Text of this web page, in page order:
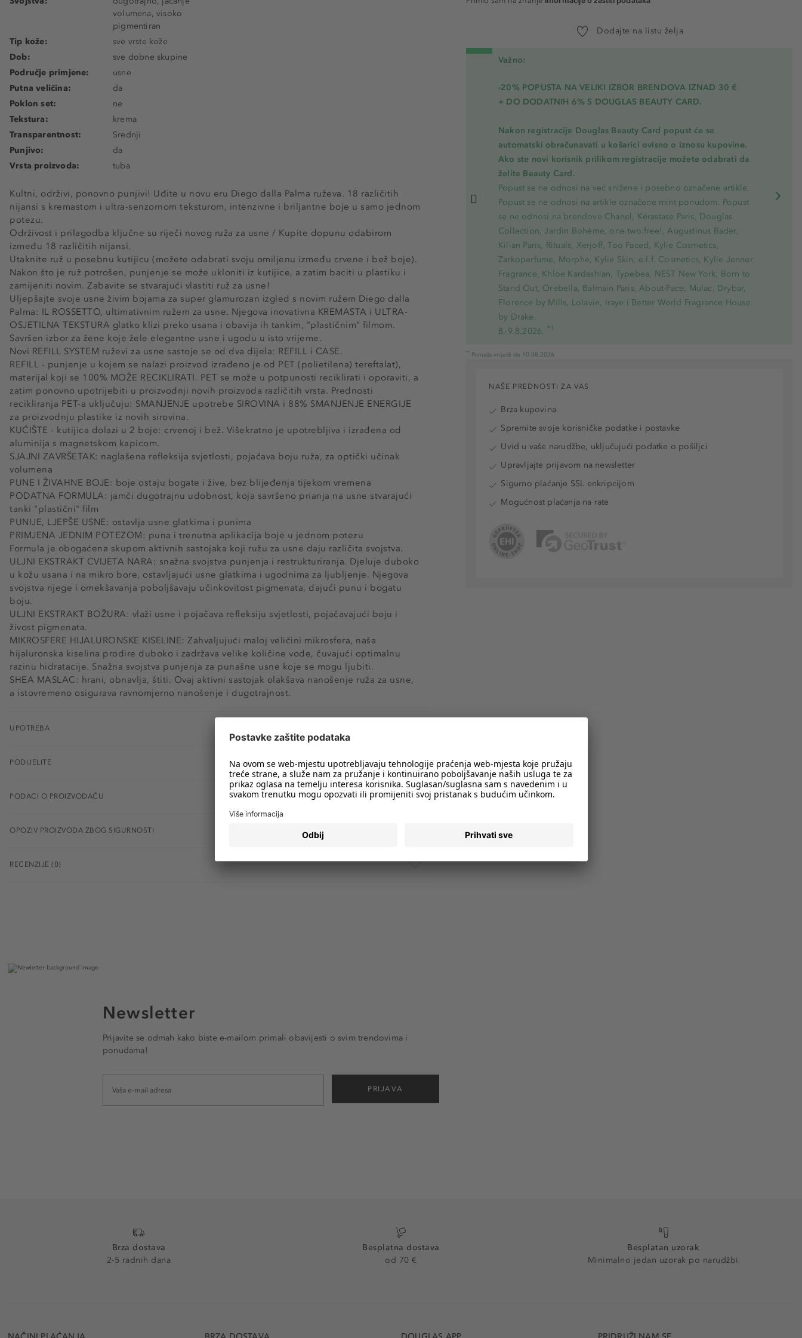
Dodajte na listu želja
Važno:
-20% POPUSTA NA VELIKI IZBOR BRENDOVA IZNAD 30 €
+ DO DODATNIH 6% S DOUGLAS BEAUTY CARD.
Nakon registracije Douglas Beauty Card popust će se
automatski obračunavati u košarici ovisno o iznosu kupovine.
Ako ste novi korisnik prilikom registracije možete odabrati da
želite Beauty Card.
Popust se ne odnosi na već snižene i posebno označene artikle.
Popust se ne odnosi na artikle označene mint ponudom. Popust
se ne odnosi na brendove Chanel, Kérastase Paris, Douglas
Collection, Jardin Bohème, one.two.free!, Augustinus Bader,
Kilian Paris, Rituals, Xerjoff, Too Faced, Kylie Cosmetics,
Zarkoperfume, Morphe, Kylie Skin, e.l.f. Cosmetics, Kylie Jenner
Fragrance, Khloe Kardashian, Typebea, NEST New York, Born to
Stand Out, Orebella, Balmain Paris, About-Face, Mulac, Drybar,
Florence by Mills, Lolavie, Iraye i Better World Fragrance House
by Drake.
8.-9.8.2026. *1
*1 Ponuda vrijedi do 10.08.2026
Kultni, održivi, ponovno punjivi! Uđite u novu eru Diego dalla Palma ruževa. 18 različitih
nijansi s kremastom i ultra-senzornom teksturom, intenzivne i briljantne boje u samo jednom
potezu.
Održivost i prilagodba ključne su riječi novog ruža za usne / Kupite dopunu odabirom
između 18 različitih nijansi.
Utaknite ruž u posebnu kutijicu (možete odabrati svoju omiljenu između crvene i bež boje).
Nakon što je ruž potrošen, punjenje se može ukloniti iz kutijice, a zatim baciti u plastiku i
zamijeniti novim. Zabavite se stvarajući vlastiti ruž za usne!
Uljepšajte svoje usne živim bojama za super glamurozan izgled s novim ružem Diego dalla
Palma: IL ROSSETTO, ultimativnim ružem za usne. Njegova inovativna KREMASTA i ULTRA-
OSJETILNA TEKSTURA glatko klizi preko usana i obavija ih tankim, "plastičnim" filmom.
Savršen izbor za žene koje žele elegantne usne i ugodu u isto vrijeme.
Novi REFILL SYSTEM ruževi za usne sastoje se od dva dijela: REFILL i CASE.
REFILL - punjenje u kojem se nalazi proizvod izrađeno je od PET (polietilena) tereftalat),
materijal koji se 100% MOŽE RECIKLIRATI. PET se može u potpunosti reciklirati i oporaviti, a
zatim ponovno upotrijebiti u proizvodnji novih proizvoda različitih vrsta. Prednosti
recikliranja PET-a uključuju: SMANJENJE upotrebe SIROVINA i 88% SMANJENJE ENERGIJE
za proizvodnju plastike iz novih sirovina.
KUĆIŠTE - kutijica dolazi u 2 boje: crvenoj i bež. Višekratno je upotrebljiva i izrađena od
aluminija s magnetskom kapicom.
SJAJNI ZAVRŠETAK: naglašena refleksija svjetlosti, pojačava boju ruža, za optički učinak
volumena
PUNE I ŽIVAHNE BOJE: boje ostaju bogate i žive, bez blijeđenja tijekom vremena
PODATNA FORMULA: jamči dugotrajnu udobnost, koja savršeno prianja na usne stvarajući
tanki "plastični" film
PUNIJE, LJEPŠE USNE: ostavlja usne glatkima i punima
PRIMJENA JEDNIM POTEZOM: puna i trenutna aplikacija boje u jednom potezu
Formula je obogaćena skupom aktivnih sastojaka koji ružu za usne daju različita svojstva.
ULJNI EKSTRAKT CVIJETA NARA: snažna svojstva punjenja i restrukturiranja. Djeluje duboko
u kožu usana i na mikro bore, ostavljajući usne glatkima i ugodnima za ljubljenje. Njegova
svojstva njege i omekšavanja poboljšavaju učinkovitost pigmenata, dajući punu i bogatu
boju.
ULJNI EKSTRAKT BOŽURA: vlaži usne i pojačava refleksiju svjetlosti, pojačavajući boju i
živost pigmenata.
MIKROSFERE HIJALURONSKE KISELINE: Zahvaljujući maloj veličini mikrosfera, naša
hijaluronska kiselina prodire duboko i zadržava velike količine vode, čuvajući optimalnu
razinu hidratacije. Snažna svojstva punjenja za punašne usne koje se mogu ljubiti.
SHEA MASLAC: hrani, obnavlja, štiti. Ovaj aktivni sastojak olakšava nanošenje ruža za usne,
a istovremeno osigurava ravnomjerno nanošenje i dugotrajnost.
volumena, visoko
pigmentiran
Tip kože:
sve vrste kože
Dob:
sve dobne skupine
Područje primjene:
usne
Putna veličina:
da
Poklon set:
ne
Tekstura:
krema
Transparentnost:
Srednji
Punjivo:
da
Vrsta proizvoda:
tuba
UPOTREBA
PODIJELITE
PODACI O PROIZVOĐAČU
OPOZIV PROIZVODA ZBOG SIGURNOSTI
RECENZIJE (0)
NAŠE PREDNOSTI ZA VAS
Brza kupovina
Spremite svoje korisničke podatke i postavke
Uvid u vaše narudžbe, uključujući podatke o pošiljci
Upravljajte prijavom na newsletter
Sigurno plaćanje SSL enkripcijom
Mogućnost plaćanja na rate
Newsletter
Prijavite se odmah kako biste e-mailom primali obavijesti o svim trendovima i
ponudama!
PRIJAVA
Brza dostava
2-5 radnih dana
Besplatna dostava
od 70 €
Besplatan uzorak
Minimalno jedan uzorak po narudžbi